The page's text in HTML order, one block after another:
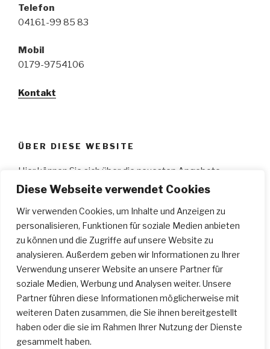
Diese Webseite verwendet Cookies
Wir verwenden Cookies, um Inhalte und Anzeigen zu
personalisieren, Funktionen für soziale Medien anbieten
zu können und die Zugriffe auf unsere Website zu
analysieren. Außerdem geben wir Informationen zu Ihrer
Verwendung unserer Website an unsere Partner für
soziale Medien, Werbung und Analysen weiter. Unsere
Partner führen diese Informationen möglicherweise mit
weiteren Daten zusammen, die Sie ihnen bereitgestellt
haben oder die sie im Rahmen Ihrer Nutzung der Dienste
gesammelt haben.
Telefon
04161-99 85 83
Mobil
0179-9754106
Kontakt
ÜBER DIESE WEBSITE
Hier können Sie sich über die neuesten Angebote
informieren, wie z.B.: aktuelle Workshops, Ge­sangs­
unterricht, Klavier­unterricht; Bilder von Auftritten der
Schüler des „A Cappellas“ an­schauen und vieles mehr.
Wir wünschen Ihnen viel Spaß…
SUCHEN
Suche